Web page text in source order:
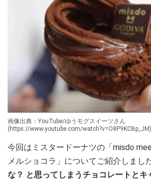
画像出典：YouTube/ゆうモグスイーツさん
(https://www.youtube.com/watch?v=O8P9KCBp_JM)
今回はミスタードーナツの「misdo
メルショコラ」についてご紹介しました
な？ と思ってしまうチョコレートとキ